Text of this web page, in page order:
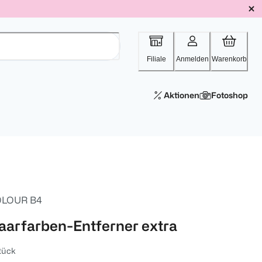
Filiale Anmelden Warenkorb
Aktionen Fotoshop
B4
Entferner extra